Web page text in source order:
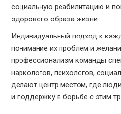
социальную реабилитацию и
здорового образа жизни.
Индивидуальный подход к
понимание их проблем и
профессионализм команды
наркологов, психологов,
делают центр местом, где
и поддержку в борьбе с этим